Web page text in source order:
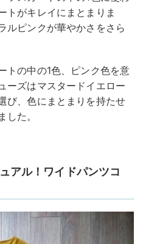
トがキレイにまとまりま
ルピンクが華やかさをさら
トの中の1色、ピンク色を意
ーズはマスタードイエロー
び、色にまとまりを持たせ
た。
アル！ワイドパンツコ